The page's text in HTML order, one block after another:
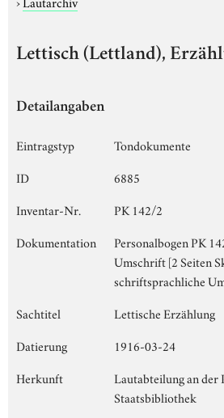
Lettisch (Lettland),
Detailangaben
Eintragstyp
Tondokumente
ID
6885
Inventar-Nr.
PK 142/2
Dokumentation
Personalbogen PK
Umschrift [2 Seiten
schriftsprachliche
Sachtitel
Lettische Erzählung
Datierung
1916-03-24
Herkunft
Lautabteilung an der
Staatsbibliothek